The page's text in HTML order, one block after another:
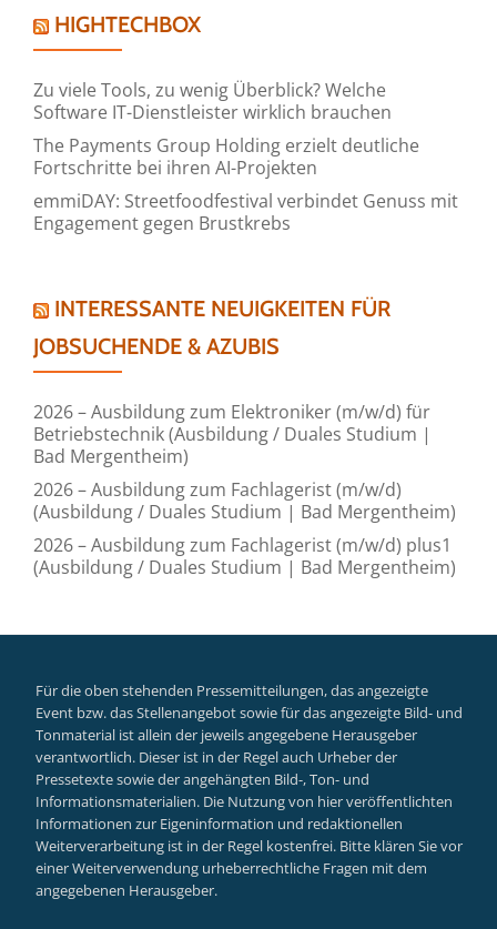
HIGHTECHBOX
Zu viele Tools, zu wenig Überblick? Welche
Software IT-Dienstleister wirklich brauchen
The Payments Group Holding erzielt deutliche
Fortschritte bei ihren AI-Projekten
emmiDAY: Streetfoodfestival verbindet Genuss mit
Engagement gegen Brustkrebs
INTERESSANTE NEUIGKEITEN FÜR
JOBSUCHENDE & AZUBIS
2026 – Ausbildung zum Elektroniker (m/w/d) für
Betriebstechnik (Ausbildung / Duales Studium |
Bad Mergentheim)
2026 – Ausbildung zum Fachlagerist (m/w/d)
(Ausbildung / Duales Studium | Bad Mergentheim)
2026 – Ausbildung zum Fachlagerist (m/w/d) plus1
(Ausbildung / Duales Studium | Bad Mergentheim)
Für die oben stehenden Pressemitteilungen, das angezeigte
Event bzw. das Stellenangebot sowie für das angezeigte Bild- und
Tonmaterial ist allein der jeweils angegebene Herausgeber
verantwortlich. Dieser ist in der Regel auch Urheber der
Pressetexte sowie der angehängten Bild-, Ton- und
Informationsmaterialien. Die Nutzung von hier veröffentlichten
Informationen zur Eigeninformation und redaktionellen
Weiterverarbeitung ist in der Regel kostenfrei. Bitte klären Sie vor
einer Weiterverwendung urheberrechtliche Fragen mit dem
angegebenen Herausgeber.